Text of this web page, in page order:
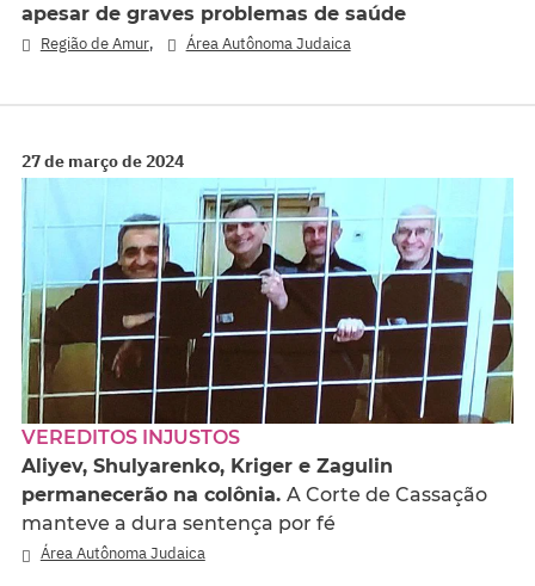
apesar de graves problemas de saúde
Região de Amur, Área Autônoma Judaica
27 de março de 2024
VEREDITOS INJUSTOS
Aliyev, Shulyarenko, Kriger e Zagulin
permanecerão na colônia. A Corte de Cassação
manteve a dura sentença por fé
Área Autônoma Judaica